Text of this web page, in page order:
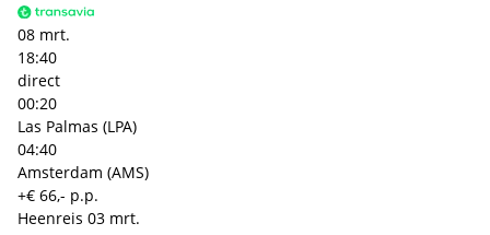
08 mrt.
18:40
direct
00:20
Las Palmas (LPA)
04:40
Amsterdam (AMS)
+€ 66,- p.p.
Heenreis 03 mrt.